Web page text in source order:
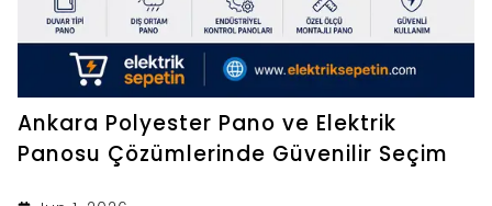
Ankara Polyester Pano ve Elektrik
Panosu Çözümlerinde Güvenilir Seçim